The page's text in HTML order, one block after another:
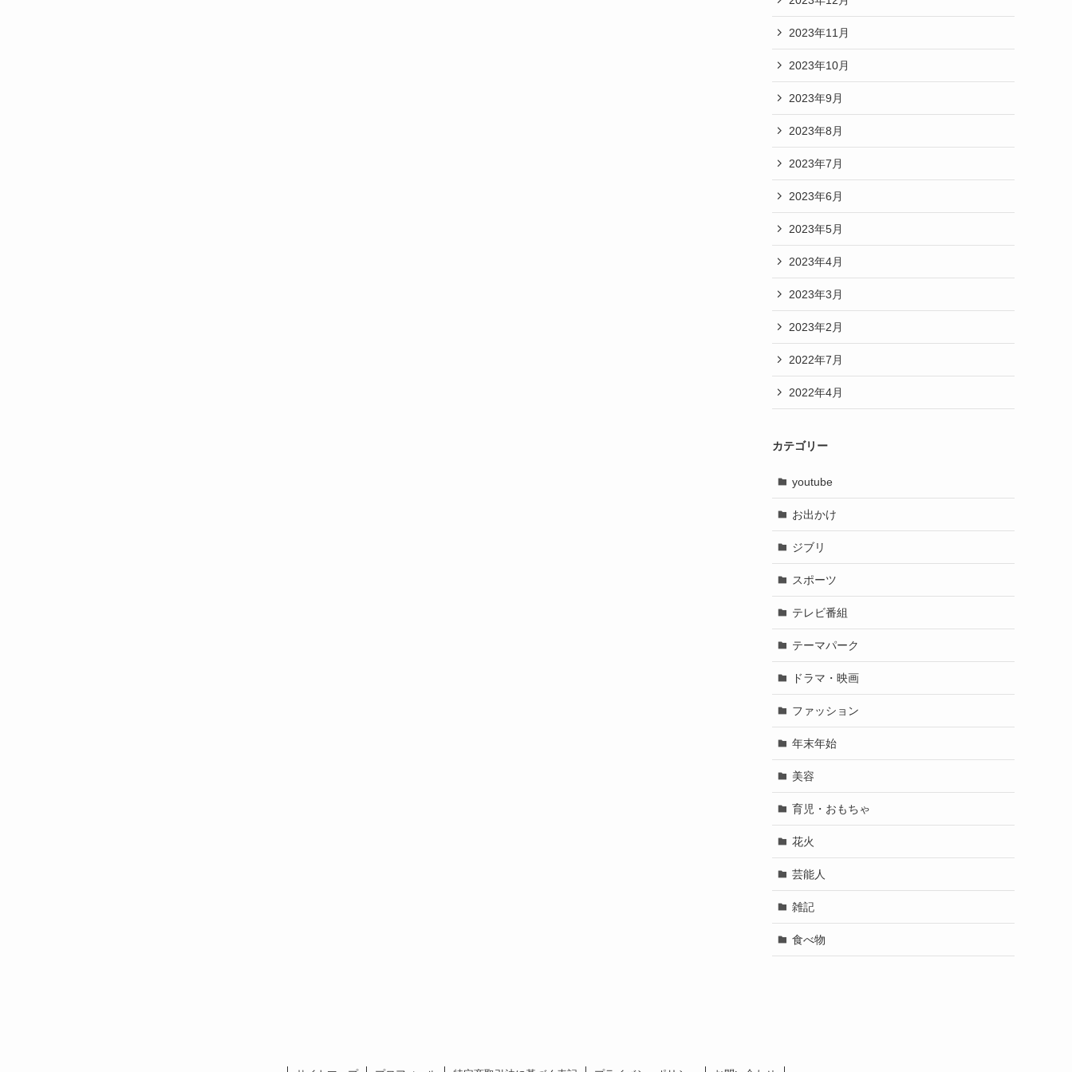
2023年11月
2023年10月
2023年9月
2023年8月
2023年7月
2023年6月
2023年5月
2023年4月
2023年3月
2023年2月
2022年7月
2022年4月
カテゴリー
youtube
お出かけ
ジブリ
スポーツ
テレビ番組
テーマパーク
ドラマ・映画
ファッション
年末年始
美容
育児・おもちゃ
花火
芸能人
雑記
食べ物